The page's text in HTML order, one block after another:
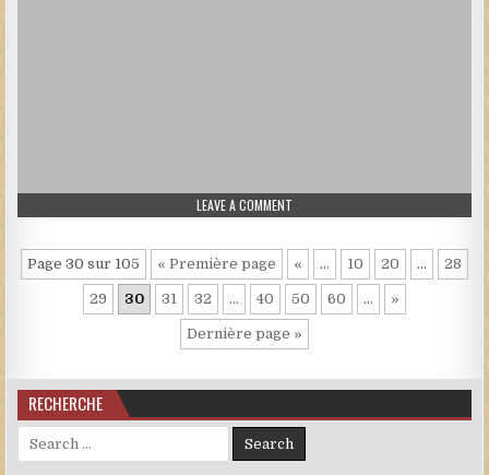
LEAVE A COMMENT
Page 30 sur 105 « Première page « … 10 20 … 28
29 30 31 32 … 40 50 60 … »
Dernière page »
RECHERCHE
Search for: